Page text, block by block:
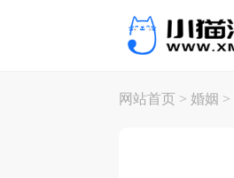
网站首页 >婚姻 >